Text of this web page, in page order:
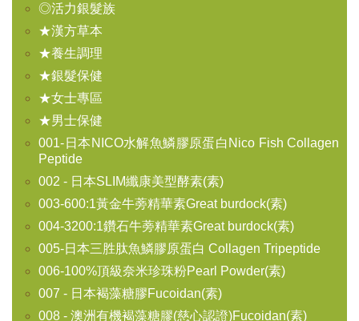
◎活力銀髮族
★漢方草本
★養生調理
★銀髮保健
★女士專區
★男士保健
001-日本NICO水解魚鱗膠原蛋白Nico Fish Collagen
Peptide
002 - 日本SLIM纖康美型酵素(素)
003-600:1黃金牛蒡精華素Great burdock(素)
004-3200:1鑽石牛蒡精華素Great burdock(素)
005-日本三胜肽魚鱗膠原蛋白 Collagen Tripeptide
006-100%頂級奈米珍珠粉Pearl Powder(素)
007 - 日本褐藻糖膠Fucoidan(素)
008 - 澳洲有機褐藻糖膠(慈心認證)Fucoidan(素)